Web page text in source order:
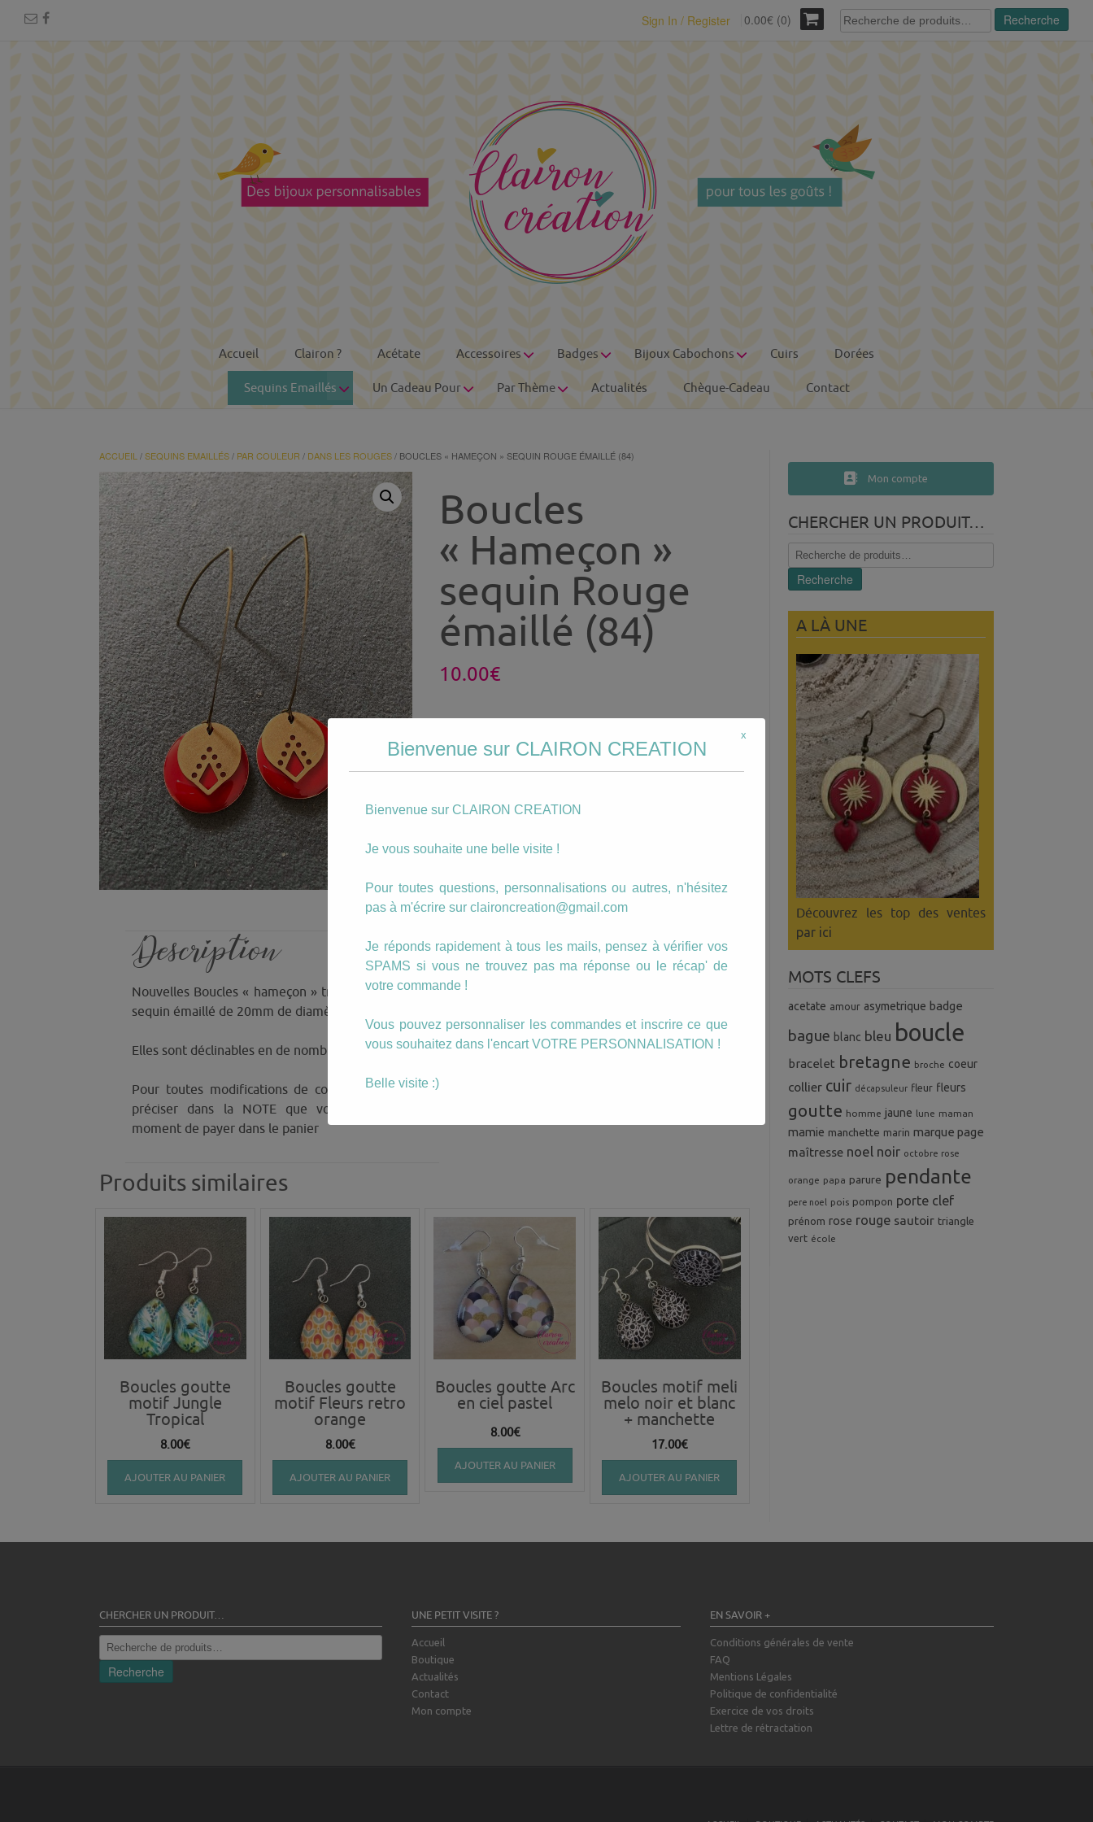
Sign In / Register 0.00€ (0)
Recherche
pour :
Recherche
Accueil Clairon ? Acétate Accessoires Badges Bijoux Cabochons Cuirs Dorées
Sequins Emaillés Un Cadeau Pour Par Thème Actualités Chèque-Cadeau Contact
ACCUEIL /SEQUINS EMAILLÉS/ PAR COULEUR / DANS LES ROUGES/ BOUCLES « HAMEÇON » SEQUIN ROUGE ÉMAILLÉ (84)
Boucles
« Hameçon »
sequin Rouge
émaillé (84)
10.00€
personnalisation
de
Boucles
sequin
Rouge
Catégories : Dans les Rouges,Sequins Emaillés
Étiquettes :boucle hamecon rouge sequin émaillé
Description
Nouvelles Boucles « hameçon » très légères et son
sequin émaillé de 20mm de diamètre !
Elles sont déclinables en de nombreuses couleurs…
Pour toutes modifications de coloris, merci de le
préciser dans la NOTE que vous trouverez au
moment de payer dans le panier
Produits similaires
Boucles goutte
motif Jungle
Tropical
8.00€
AJOUTER AU PANIER
Boucles goutte
motif Fleurs retro
orange
8.00€
AJOUTER AU PANIER
Boucles goutte Arc
en ciel pastel
8.00€
AJOUTER AU PANIER
Boucles motif meli
melo noir et blanc
+ manchette
17.00€
AJOUTER AU PANIER
Mon compte
CHERCHER UN PRODUIT…
Recherche
pour :
Recherche
A LÀ UNE
Découvrez les top des ventes
par ici
MOTS CLEFS
acetate amour asymetrique badge
bague blanc bleu boucle
bracelet bretagne broche coeur
collier cuir décapsuleur fleur fleurs
goutte homme jaune lune maman
mamie manchette marin marque page
maîtresse noel noir octobre rose
orange papa parure pendante
pere noel pois pompon porte clef
prénom rose rouge sautoir triangle
vert école
CHERCHER UN PRODUIT…
Recherche
pour :
Recherche
UNE PETIT VISITE ?
Accueil
Boutique
Actualités
Contact
Mon compte
EN SAVOIR +
Conditions générales de vente
FAQ
Mentions Légales
Politique de confidentialité
Exercice de vos droits
Lettre de rétractation
Bienvenue sur CLAIRON CREATION
Bienvenue sur CLAIRON CREATION
Je vous souhaite une belle visite !
Pour toutes questions, personnalisations ou autres, n'hésitez
pas à m'écrire sur claironcreation@gmail.com
Je réponds rapidement à tous les mails, pensez à vérifier vos
SPAMS si vous ne trouvez pas ma réponse ou le récap' de
votre commande !
Vous pouvez personnaliser les commandes et inscrire ce que
vous souhaitez dans l'encart VOTRE PERSONNALISATION !
Belle visite :)
x